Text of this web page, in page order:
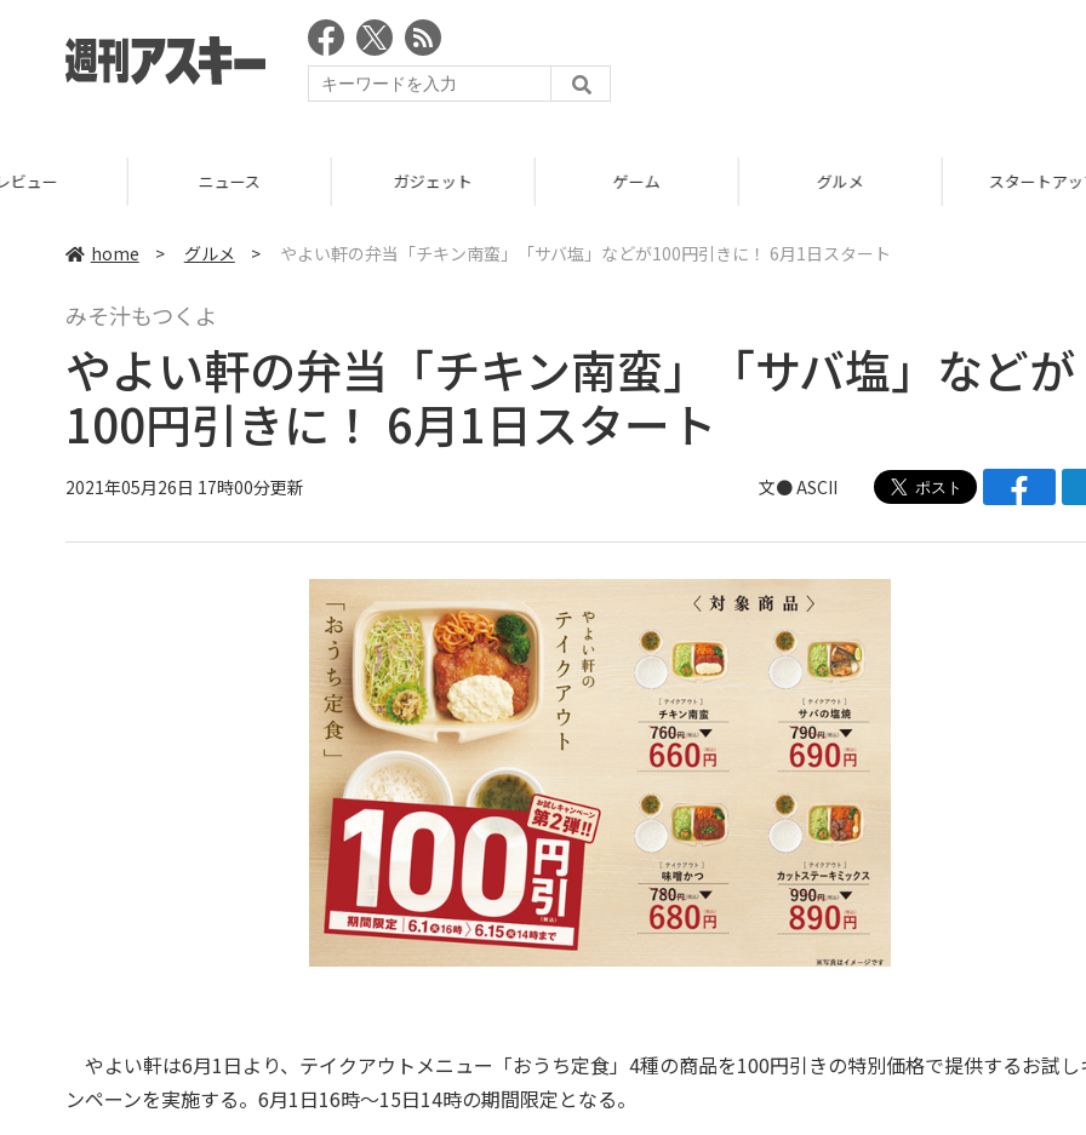
スタートアップ
home > グルメ > やよい軒の弁当「チキン南蛮」「サバ塩」などが100円引きに！ 6月1日スタート
みそ汁もつくよ
やよい軒の弁当「チキン南蛮」「サバ塩」などが
100円引きに！ 6月1日スタート
2021年05月26日 17時00分更新 文● ASCII
やよい軒は6月1日より、テイクアウトメニュー「おうち定食」4種の商品を100円引きの特別価格で提供するお試し
ンペーンを実施する。6月1日16時～15日14時の期間限定となる。